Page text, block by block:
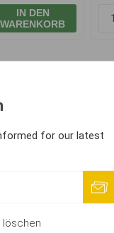
IN DEN
WARENKORB
for our latest
löschen